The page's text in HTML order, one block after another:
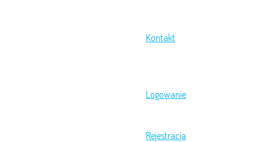
Kontakt
Logowanie
Rejestracja